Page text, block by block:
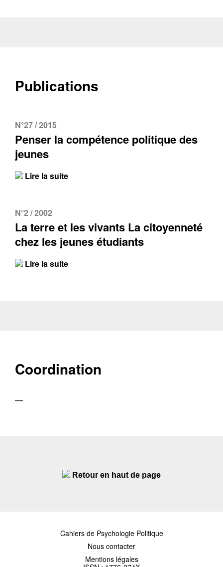
Publications
N°27 / 2015
Penser la compétence politique des
jeunes
Lire la suite
N°2 / 2002
La terre et les vivants La citoyenneté
chez les jeunes étudiants
Lire la suite
Coordination
—
Retour en haut de page
Cahiers de Psychologie Politique
Nous contacter
Mentions légales